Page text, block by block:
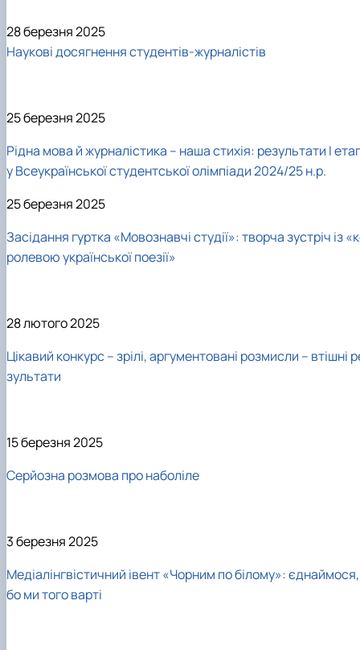
28 березня 2025
Наукові досягнення студентів-журналістів
25 березня 2025
Рідна мова й журналістика – наша стихія: результати I
у Всеукраїнської студентської олімпіади 2024/25 н.р.
25 березня 2025
Засідання гуртка «Мовознавчі студії»: творча зустріч із
ролевою української поезії»
28 лютого 2025
Цікавий конкурс – зрілі, аргументовані розмисли – втішні
зультати
15 березня 2025
Серйозна розмова про наболіле
3 березня 2025
Медіалінгвістичний івент «Чорним по білому»: єднаймося,
бо ми того варті